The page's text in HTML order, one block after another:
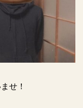
せ！